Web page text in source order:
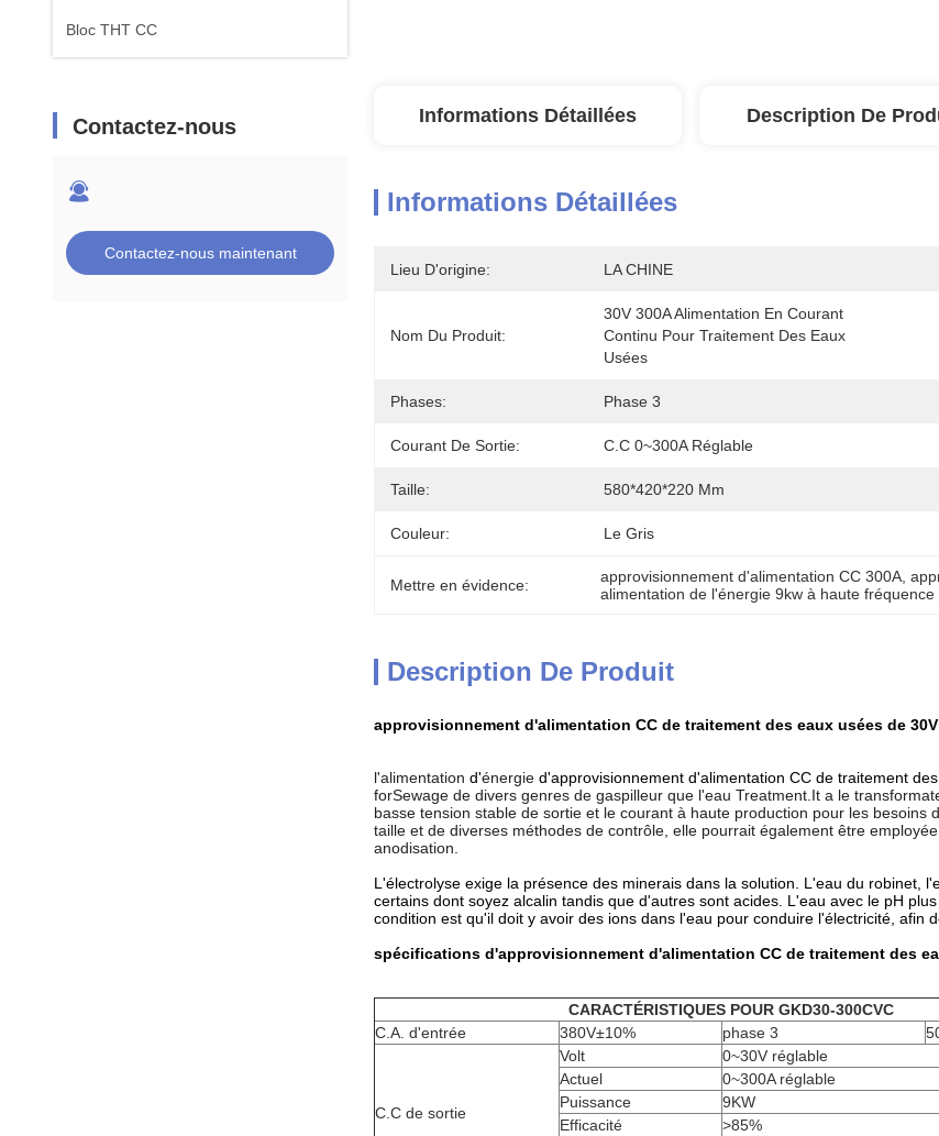
Bloc THT CC
Contactez-nous
Contactez-nous maintenant
Informations Détaillées Description De
Informations Détaillées
Lieu D'origine: LA CHINE
Nom Du Produit:
30V 300A Alimentation En Courant
Continu Pour Traitement Des Eaux
Usées
Phases: Phase 3
Courant De Sortie: C.C 0~300A Réglable
Taille: 580*420*220 Mm
Couleur: Le Gris
Mettre en évidence: approvisionnement d'alimentation CC 300A ,
alimentation de l'énergie 9kw à haute fréquence
Description De Produit
approvisionnement d'alimentation CC de traitement des eaux usées de
l'alimentation d'énergie d'approvisionnement d'alimentation CC de traitement
forSewage de divers genres de gaspilleur que l'eau Treatment.It a le
basse tension stable de sortie et le courant à haute production pour les
taille et de diverses méthodes de contrôle, elle pourrait également être
anodisation.
L'électrolyse exige la présence des minerais dans la solution. L'eau du robinet,
certains dont soyez alcalin tandis que d'autres sont acides. L'eau avec le pH
condition est qu'il doit y avoir des ions dans l'eau pour conduire l'électricité, afin
spécifications d'approvisionnement d'alimentation CC de traitement des
CARACTÉRISTIQUES POUR GKD30-300CVC
C.A. d'entrée
380V±10% phase 3
C.C de sortie
Volt
0~30V réglable
Actuel
0~300A réglable
Puissance
9KW
Efficacité
>85%